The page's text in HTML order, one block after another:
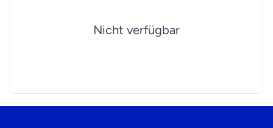
Nicht verfügbar